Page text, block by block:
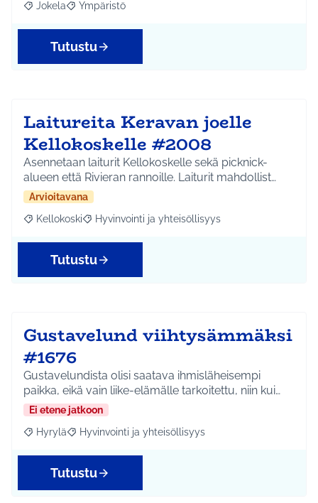
Rajaa tulokset aihepiirin mukaan: Jokela
Jokela Rajaa tulokset teeman mukaan: Ympäristö
Ympäristö
Tutustu
Laitureita Keravan joelle
Kellokoskelle #2008
Asennetaan laiturit Kellokoskelle sekä picknick-
alueen että Rivieran rannoille. Laiturit mahdollist…
Arvioitavana
Rajaa tulokset aihepiirin mukaan: Kellokoski
Kellokoski Rajaa tulokset teeman mukaan: Hyvinvointi ja
Hyvinvointi ja yhteisöllisyys
Tutustu
Gustavelund viihtysämmäksi
#1676
Gustavelundista olisi saatava ihmisläheisempi
paikka, eikä vain liike-elämälle tarkoitettu, niin kui…
Ei etene jatkoon
Rajaa tulokset aihepiirin mukaan: Hyrylä
Hyrylä Rajaa tulokset teeman mukaan: Hyvinvointi ja
Hyvinvointi ja yhteisöllisyys
Tutustu